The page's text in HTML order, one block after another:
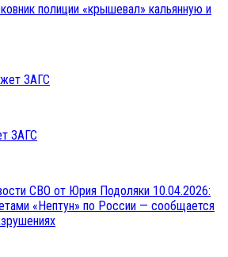
полиции «крышевал» кальянную и
ЗАГС